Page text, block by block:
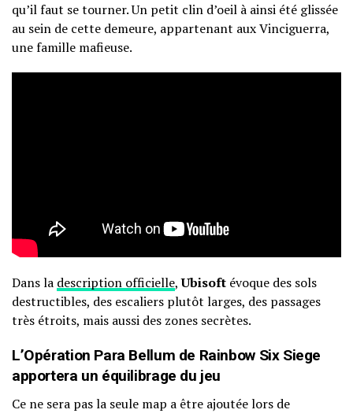
qu’il faut se tourner. Un petit clin d’oeil à ainsi été glissée
au sein de cette demeure, appartenant aux Vinciguerra,
une famille mafieuse.
Dans la description officielle,Ubisoft évoque des sols
destructibles, des escaliers plutôt larges, des passages
très étroits, mais aussi des zones secrètes.
L’Opération Para Bellum de Rainbow Six Siege
apportera un équilibrage du jeu
Ce ne sera pas la seule map a être ajoutée lors de